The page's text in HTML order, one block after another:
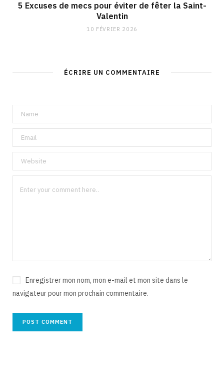
5 Excuses de mecs pour éviter de fêter la Saint-
Valentin
10 FÉVRIER 2026
ÉCRIRE UN COMMENTAIRE
Enregistrer mon nom, mon e-mail et mon site dans le
navigateur pour mon prochain commentaire.